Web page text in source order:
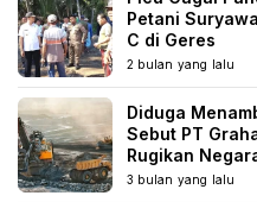
Petani
C di Geres
2 bulan yang lalu
Diduga
Sebut PT
Rugikan
3 bulan yang lalu